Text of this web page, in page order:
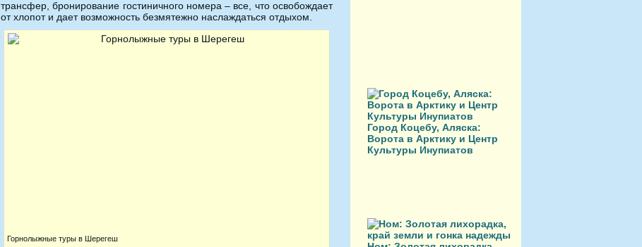
трансфер, бронирование гостиничного номера – все, что освобождает
от хлопот и дает возможность безмятежно наслаждаться отдыхом.
Горнолыжные туры в Шерегеш
Город Коцебу, Аляска:
Ворота в Арктику и Центр
Культуры Инупиатов